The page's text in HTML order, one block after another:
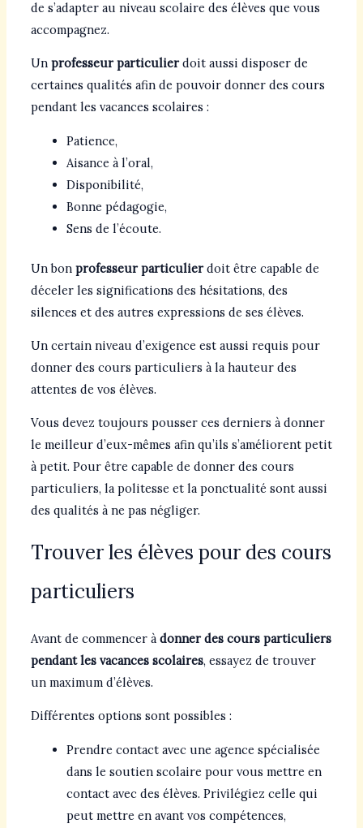
de s’adapter au niveau scolaire des élèves que vous
accompagnez.
Un professeur particulierdoit aussi disposer de
certaines qualités afin de pouvoir donner des cours
pendant les vacances scolaires :
Patience,
Aisance à l’oral,
Disponibilité,
Bonne pédagogie,
Sens de l’écoute.
Un bon professeur particulierdoit être capable de
déceler les significations des hésitations, des
silences et des autres expressions de ses élèves.
Un certain niveau d’exigence est aussi requis pour
donner des cours particuliers à la hauteur des
attentes de vos élèves.
Vous devez toujours pousser ces derniers à donner
le meilleur d’eux-mêmes afin qu’ils s’améliorent petit
à petit. Pour être capable de donner des cours
particuliers, la politesse et la ponctualité sont aussi
des qualités à ne pas négliger.
Trouver les élèves pour des cours
particuliers
Avant de commencer à donner des cours particuliers
pendant les vacances scolaires, essayez de trouver
un maximum d’élèves.
Différentes options sont possibles :
Prendre contact avec une agence spécialisée
dans le soutien scolaire pour vous mettre en
contact avec des élèves. Privilégiez celle qui
peut mettre en avant vos compétences,